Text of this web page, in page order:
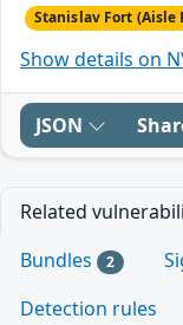
Stanislav Fort (Aisle
Show details on
JSON
Related
Bundles 2
Detection rules